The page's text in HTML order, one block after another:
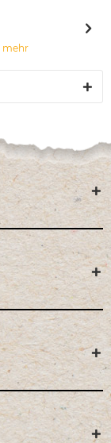
mehr